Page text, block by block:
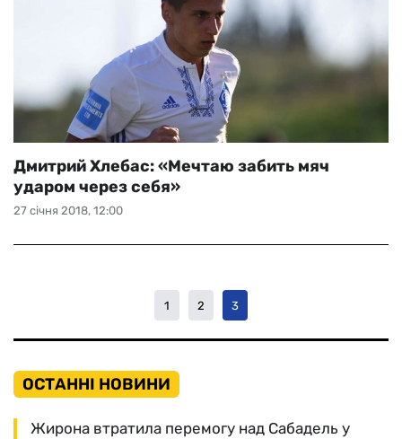
27 січня 2018, 12:00
Дмитрий Хлебас: «Мечтаю забить мяч
ударом через себя»
1 2 3
ОСТАННІ НОВИНИ
Жирона втратила перемогу над Сабадель у